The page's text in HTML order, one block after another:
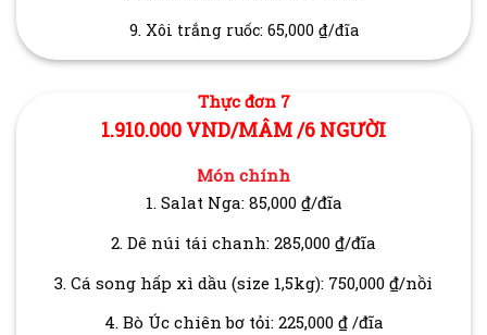
9. Xôi trắng ruốc: 65,000 ₫/đĩa
Thực đơn 7
1.910.000 VND/MÂM /6 NGƯỜI
Món chính
1. Salat Nga: 85,000 ₫/đĩa
2. Dê núi tái chanh: 285,000 ₫/đĩa
3. Cá song hấp xì dầu (size 1,5kg): 750,000 ₫/nồi
4. Bò Úc chiên bơ tỏi: 225,000 ₫ /đĩa